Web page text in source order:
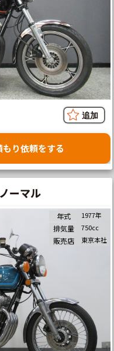
り依頼をする
ーマル
年式 1977年
排気量 750cc
販売店 東京本社